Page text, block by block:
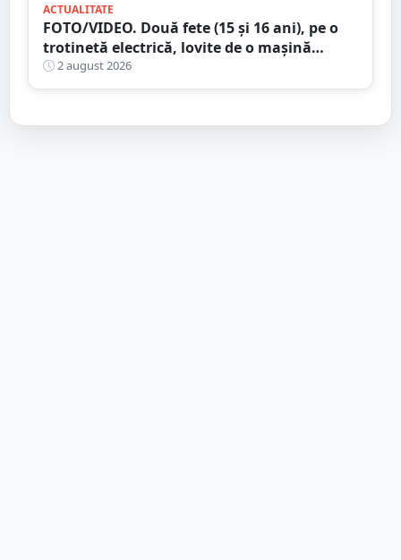
ACTUALITATE
FOTO/VIDEO. Două fete (15 și 16 ani), pe o
trotinetă electrică, lovite de o mașină
trotinetă lângă mall-ul NEPI
2 august 2026